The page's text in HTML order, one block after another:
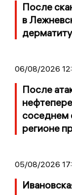
После
в
06/08/2026
После
соседнем
регионе
05/08/2026